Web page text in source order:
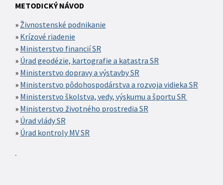
METODICKÝ NÁVOD
Živnostenské podnikanie
Krízové riadenie
Ministerstvo financií SR
Úrad geodézie, kartografie a katastra SR
Ministerstvo dopravy a výstavby SR
Ministerstvo pôdohospodárstva a rozvoja vidieka SR
Ministerstvo školstva, vedy, výskumu a športu SR
Ministerstvo životného prostredia SR
Úrad vlády SR
Úrad kontroly MV SR